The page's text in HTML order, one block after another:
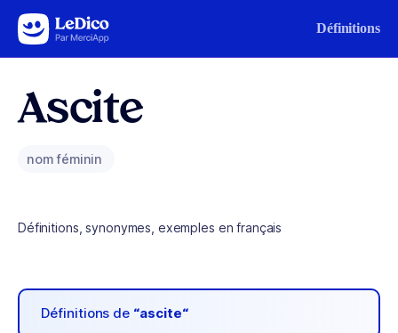
Aller au contenu Définitions
Ascite
nom féminin
Définitions, synonymes, exemples en français
Définitions de “ascite“